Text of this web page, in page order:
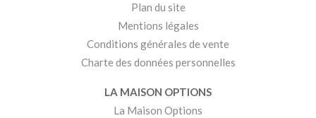
Plan du site
Mentions légales
Conditions générales de vente
Charte des données personnelles
LA MAISON OPTIONS
La Maison Options